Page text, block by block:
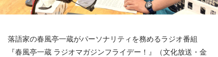
落語家の春風亭一蔵がパーソナリティを務めるラジオ番組
『春風亭一蔵 ラジオマガジンフライデー！』（文化放送・金